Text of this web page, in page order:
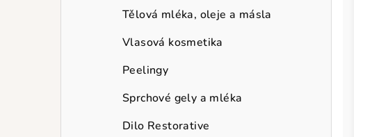
Tělová mléka, oleje a másla
Vlasová kosmetika
Peelingy
Sprchové gely a mléka
Dilo Restorative